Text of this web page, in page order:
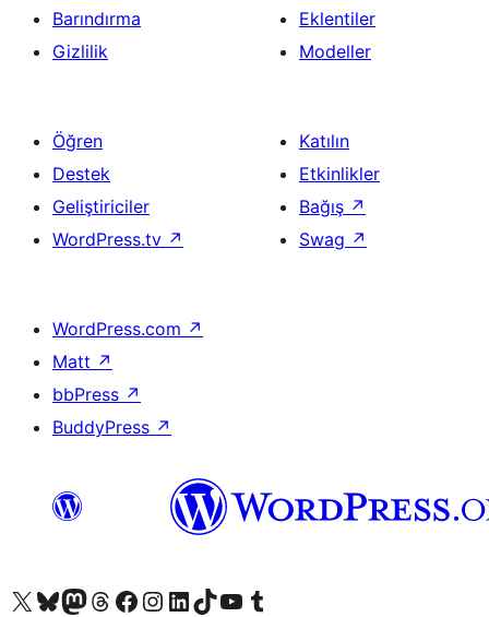
Barındırma
Gizlilik
Eklentiler
Modeller
Öğren
Destek
Geliştiriciler
WordPress.tv ↗
Katılın
Etkinlikler
Bağış ↗
Swag ↗
WordPress.com ↗
Matt ↗
bbPress ↗
BuddyPress ↗
X (eski Twitter) hesabımıza bakın
Bluesky hesabımızı ziyaret edinMastodon hesabımızı ziyaret edinThreads hesabımızı ziyaret edinFacebook sayfamızı ziyaret edinInstagram hesabımızı ziyaret edinLinkedIn hesabımızı ziyaret edinTikTok hesabımızı ziyaret edinYouTube kanalımızı ziyaret edinTumblr hesabımızı ziyaret edin